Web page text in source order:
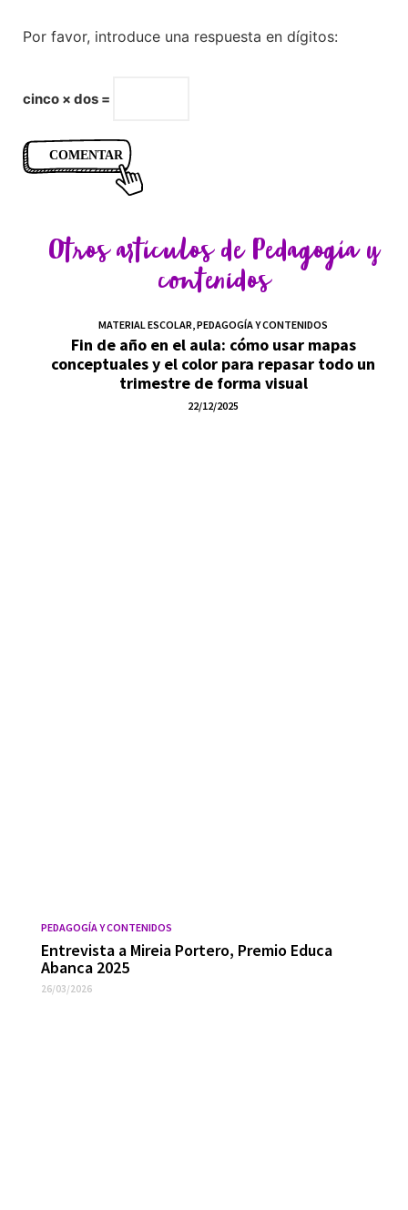
Por favor, introduce una respuesta en dígitos:
cinco × dos =
Otros artículos dePedagogía y
contenidos
MATERIAL ESCOLAR,PEDAGOGÍA Y CONTENIDOS
Fin de año en el aula: cómo usar mapas
conceptuales y el color para repasar todo un
trimestre de forma visual
22/12/2025
PEDAGOGÍA Y CONTENIDOS
Entrevista a Mireia Portero, Premio Educa
Abanca 2025
26/03/2026